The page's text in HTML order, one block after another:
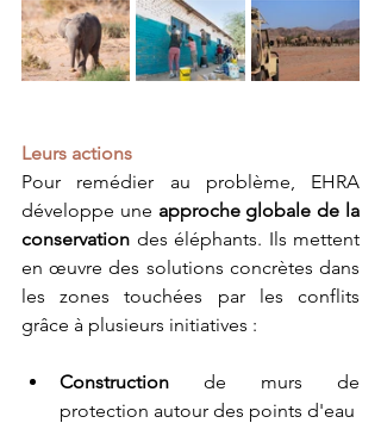
Leurs actions
Pour remédier au problème, EHRA
développe une approche globale de la
conservation des éléphants. Ils mettent
en œuvre des solutions concrètes dans
les zones touchées par les conflits
grâce à plusieurs initiatives :
Construction de murs de
protection autour des points d'eau